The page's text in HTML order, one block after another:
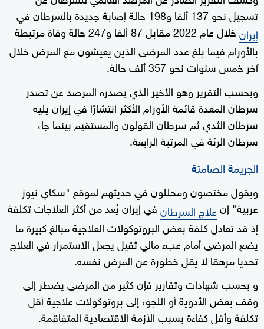
تسجيل نحو 137 ألفا و198 حالة إصابة جديدة بالسرطان في
إيران
خلال عام 2022 مقابل 87 ألفا و247 حالة وفاة مرتبطة
بالأورام فيما بلغ عدد المرضى الذين يعيشون مع المرض خلال
آخر خمس سنوات نحو 357 ألف حالة.
وبحسب التقرير وهو الأخير الذي يصدره المرصد عن تصدر
سرطان المعدة قائمة الأورام الأكثر انتشارًا في إيران يليه
سرطان الثدي ثم سرطان القولون والمستقيم بينما جاء
سرطان الرئة في المرتبة الرابعة.
الجريمة الصامتة
ويقول مختصون ومحللون في حديثهم لموقع "سكاي نيوز
عربية" إنعلاج السرطانفي إيران يُعد من أكثر العلاجات تكلفة
إذ قد تعادل كلفة بعض البروتوكولات العلاجية مبالغ كبيرة ما
يضع المرضى أمام عبء مالي ثقيل يجعل الاستمرار في العلاج
تحديا مرهقا لا يقل خطورة عن المرض نفسه.
و بحسب شهادات وتقارير فإن كثير من المرضى يضطر إلى
وقف بعض الأدوية أو اللجوء إلى بروتوكولات علاجية أقل
تكلفة وأقل كفاءة بسبب الأزمة الاقتصادية المتفاقمة.